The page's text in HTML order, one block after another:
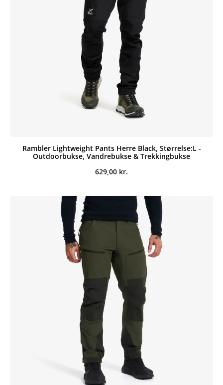
Rambler Lightweight Pants Herre Black, Størrelse:L -
Outdoorbukse, Vandrebukse & Trekkingbukse
629,00 kr.